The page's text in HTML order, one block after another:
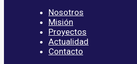
Nosotros
Misión
Proyectos
Actualidad
Contacto